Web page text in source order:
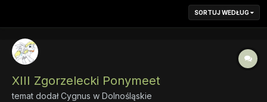
SORTUJ WEDŁUG
XIII Zgorzelecki Ponymeet
temat dodałCygnus w Dolnośląskie